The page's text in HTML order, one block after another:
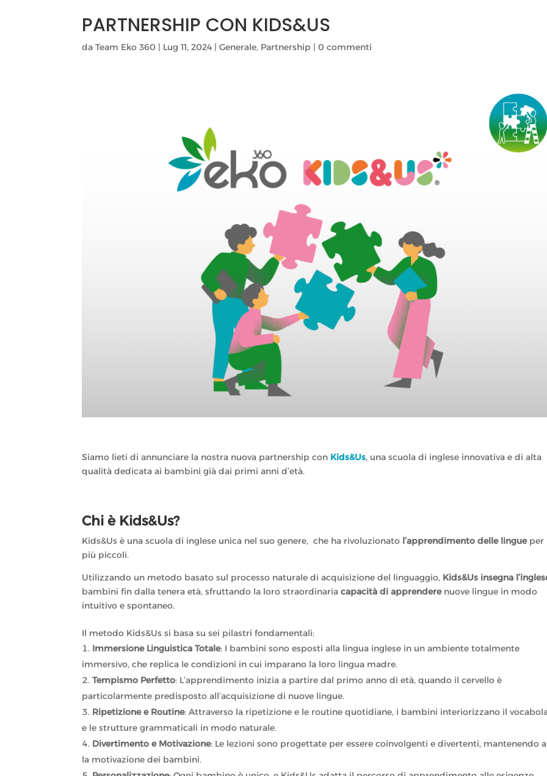
PARTNERSHIP CON KIDS&US
daTeam Eko 360 | Lug 11, 2024 |Generale, Partnership |0 commenti
Siamo lieti di annunciare la nostra nuova partnership con Kids&Us, una scuola di inglese innovativa e di alta
qualità dedicata ai bambini già dai primi anni d’età.
Chi è Kids&Us?
Kids&Us è una scuola di inglese unica nel suo genere, che ha rivoluzionato l’apprendimento delle lingueper
più piccoli.
Utilizzando un metodo basato sul processo naturale di acquisizione del linguaggio, Kids&Us insegna
bambini fin dalla tenera età, sfruttando la loro straordinariacapacità di apprenderenuove lingue in modo
intuitivo e spontaneo.
Il metodo Kids&Us si basa su sei pilastri fondamentali:
Immersione Linguistica Totale: I bambini sono esposti alla lingua inglese in un ambiente totalmente
immersivo, che replica le condizioni in cui imparano la loro lingua madre.
Tempismo Perfetto: L’apprendimento inizia a partire dal primo anno di età, quando il cervello è
particolarmente predisposto all’acquisizione di nuove lingue.
Ripetizione e Routine: Attraverso la ripetizione e le routine quotidiane, i bambini interiorizzano il
e le strutture grammaticali in modo naturale.
Divertimento e Motivazione: Le lezioni sono progettate per essere coinvolgenti e divertenti, mantenendo
la motivazione dei bambini.